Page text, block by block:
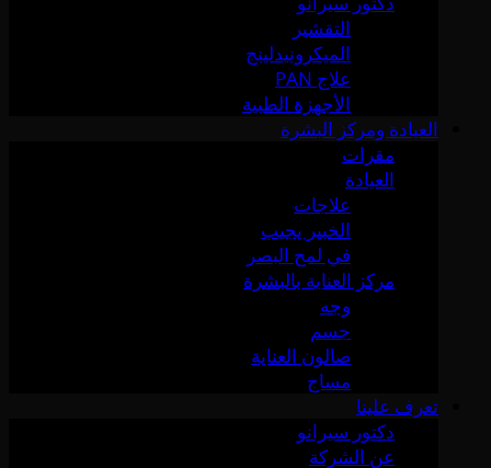
التقشير
الميكرونيدلينج
علاج PAN
الأجهزة الطبية
العيادة ومركز البشرة
مقرات
العيادة
علاجات
الخبير يجيب
في لمح البصر
مركز العناية بالبشرة
وجه
جسم
صالون العناية
مساج
تعرف علينا
دكتور سيرانو
عن الشركة